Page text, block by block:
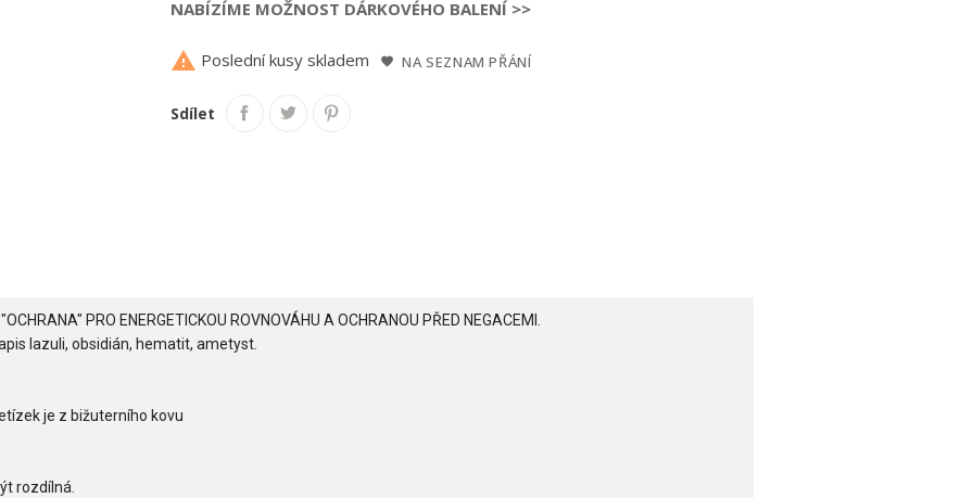
NABÍZÍME MOŽNOST DÁRKOVÉHO BALENÍ >>
 Poslední kusy skladem NA SEZNAM PŘÁNÍ
Sdílet
PRO ENERGETICKOU ROVNOVÁHU A OCHRANOU PŘED NEGACEMI.
lazuli, obsidián, hematit, ametyst.
je z bižuterního kovu
rozdílná.